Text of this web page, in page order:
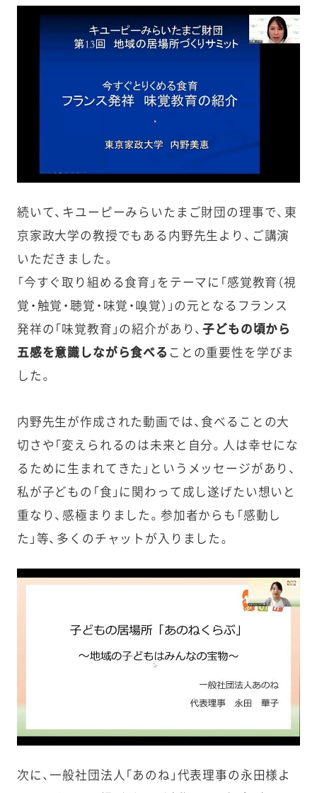
続いて、キユーピーみらいたまご財団の理事で、東
京家政大学の教授でもある内野先生より、ご講演
いただきました。
「今すぐ取り組める食育」をテーマに「感覚教育（視
覚・触覚・聴覚・味覚・嗅覚）」の元となるフランス
発祥の「味覚教育」の紹介があり、子どもの頃から
五感を意識しながら食べる ことの重要性を学びま
した。
内野先生が作成された動画では、食べることの大
切さや「変えられるのは未来と自分。人は幸せにな
るために生まれてきた」というメッセージがあり、
私が子どもの「食」に関わって成し遂げたい想いと
重なり、感極まりました。参加者からも「感動し
た」等、多くのチャットが入りました。
次に、一般社団法人「あのね」代表理事の永田様よ